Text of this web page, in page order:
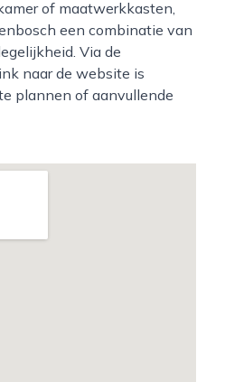
of maatwerkkasten,
een combinatie van
Via de
naar de website is
plannen of aanvullende